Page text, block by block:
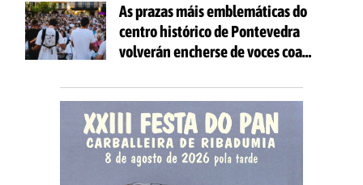
todas as idades
As prazas máis emblemáticas do
centro histórico de Pontevedra
volverán encherse de voces coa